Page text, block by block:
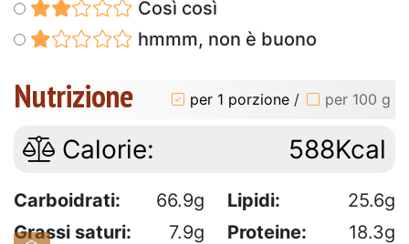
Così così
hmmm, non è buono
Nutrizione per 1 porzione / per 100 g
Calorie: 588Kcal
Carboidrati: 66.9g Lipidi:
25.6g
Grassi saturi:
7.9g Proteine:
18.3g